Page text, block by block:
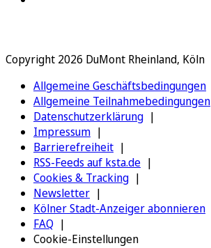
Copyright 2026 DuMont Rheinland, Köln
Allgemeine Geschäftsbedingungen
Allgemeine Teilnahmebedingungen
Datenschutzerklärung
Impressum
Barrierefreiheit
RSS-Feeds auf ksta.de
Cookies & Tracking
Newsletter
Kölner Stadt-Anzeiger abonnieren
FAQ
Cookie-Einstellungen